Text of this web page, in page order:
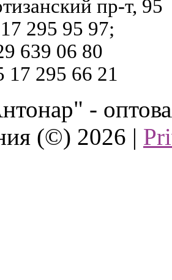
пр-т, 95
295 95 97;
639 06 80
17 295 66 21
-
(©) 2026 |